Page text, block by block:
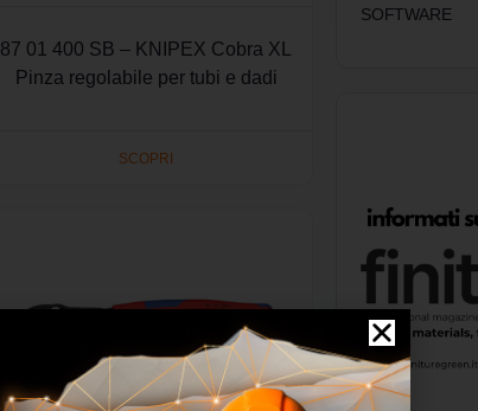
87 01 400 SB – KNIPEX Cobra XL
Pinza regolabile per tubi e dadi
SCOPRI
SOFTWARE